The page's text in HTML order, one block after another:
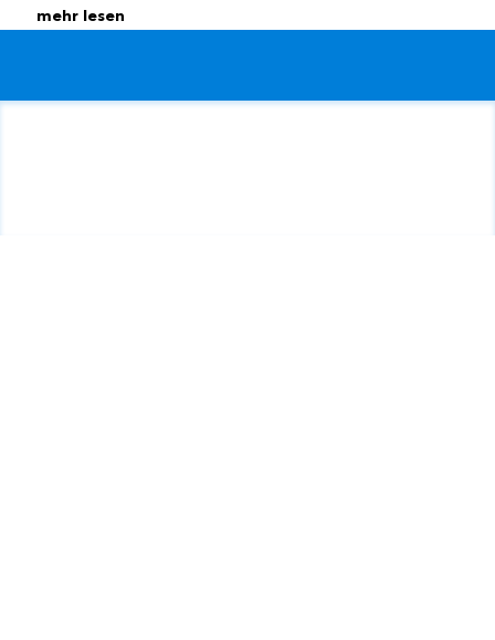
umfasste unteranderem Minigolf auf einem selbst
Auch konnten sich die Besucher*innen an
mehr lesen